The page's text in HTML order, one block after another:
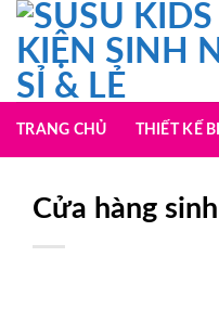
Chuyển
đến
nội
dung
TRANG CHỦ THIẾT KẾ
Cửa hàng